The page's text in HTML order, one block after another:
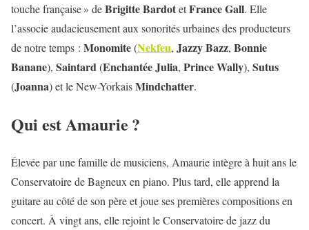
touche française » deBrigitteBardotetFrance Gall. Elle
l’associe audacieusement aux sonorités urbaines des producteurs
de notre temps : Monomite(Nekfeu, Jazzy Bazz, Bonnie
Banane), Saintard(Enchantée Julia, Prince Wally), Sutus
(Joanna) et le New-YorkaisMindchatter.
Qui est Amaurie ?
Élevée par une famille de musiciens, Amaurie intègre à huit ans le
Conservatoire de Bagneux en piano. Plus tard, elle apprend la
guitare au côté de son père et joue ses premières compositions en
concert. À vingt ans, elle rejoint le Conservatoire de jazz du